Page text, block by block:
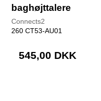
baghøjttalere
Connects2
260 CT53-AU01
545,00 DKK